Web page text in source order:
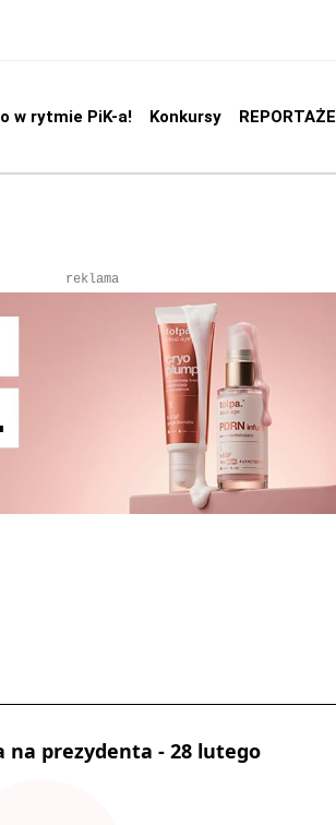
w rytmie PiK-a! Konkursy REPORTAŻE
reklama
na prezydenta - 28 lutego